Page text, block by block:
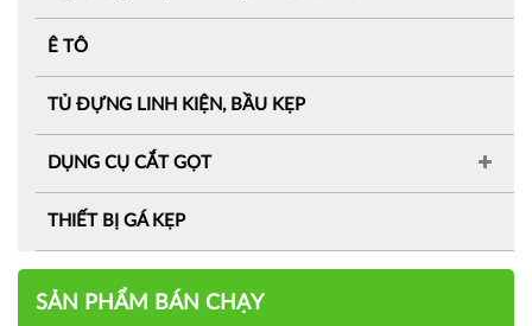
Ê TÔ
TỦ ĐỰNG LINH KIỆN, BẦU KẸP
DỤNG CỤ CẮT GỌT
THIẾT BỊ GÁ KẸP
SẢN PHẨM BÁN CHẠY